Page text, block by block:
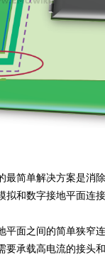
简单解决方案是消
拟和数字接地平面连
面之间的简单狭窄
承载高电流的接头